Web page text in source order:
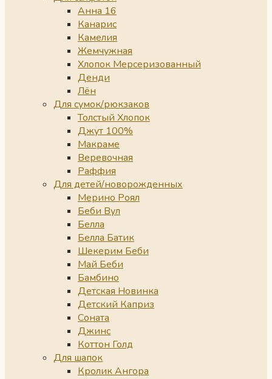
Анна 16
Канарис
Камелия
Жемчужная
Хлопок Мерсеризованный
Денди
Лён
Для сумок/рюкзаков
Толстый Хлопок
Джут 100%
Макраме
Веревочная
Раффия
Для детей/новорожденных
Мерино Роял
Беби Вул
Белла
Белла Батик
Шекерим Беби
Май Беби
Бамбино
Детская Новинка
Детский Каприз
Соната
Джинс
Коттон Голд
Для шапок
Кролик Ангора